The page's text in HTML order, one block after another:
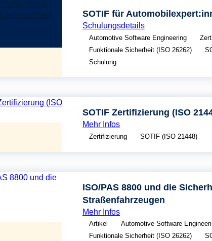
SOTIF für
Schulungsdetails
Automotive Software Engineering
Funktionale Sicherheit (ISO 26262)
Schulung
SOTIF Zertifizierung (ISO
Mehr Infos
Zertifizierung SOTIF (ISO 21448)
ISO/PAS 8800 und die
Straßenfahrzeugen
Mehr Infos
Artikel
Automotive Software
Funktionale Sicherheit (ISO 26262)